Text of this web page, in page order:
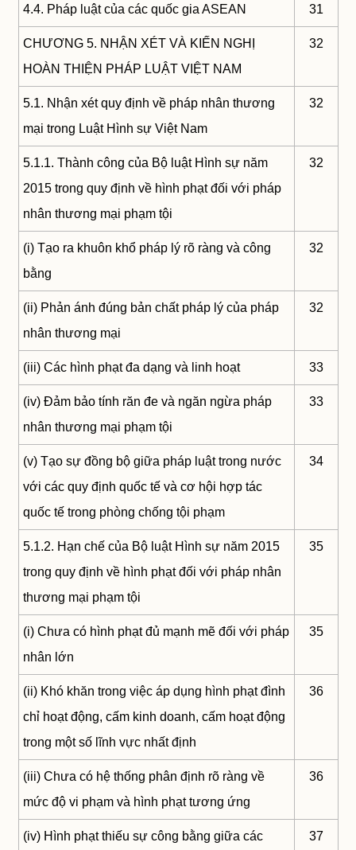
4.4. Pháp luật của các quốc gia ASEAN 31
CHƯƠNG 5. NHẬN XÉT VÀ KIẾN NGHỊ
HOÀN THIỆN PHÁP LUẬT VIỆT NAM
32
5.1. Nhận xét quy định về pháp nhân thương
mại trong Luật Hình sự Việt Nam
32
5.1.1. Thành công của Bộ luật Hình sự năm
2015 trong quy định về hình phạt đối với pháp
nhân thương mại phạm tội
32
(i) Tạo ra khuôn khổ pháp lý rõ ràng và công
bằng
32
(ii) Phản ánh đúng bản chất pháp lý của pháp
nhân thương mại
32
(iii) Các hình phạt đa dạng và linh hoạt 33
(iv) Đảm bảo tính răn đe và ngăn ngừa pháp
nhân thương mại phạm tội
33
(v) Tạo sự đồng bộ giữa pháp luật trong nước
với các quy định quốc tế và cơ hội hợp tác
quốc tế trong phòng chống tội phạm
34
5.1.2. Hạn chế của Bộ luật Hình sự năm 2015
trong quy định về hình phạt đối với pháp nhân
thương mại phạm tội
35
(i) Chưa có hình phạt đủ mạnh mẽ đối với pháp
nhân lớn
35
(ii) Khó khăn trong việc áp dụng hình phạt đình
chỉ hoạt động, cấm kinh doanh, cấm hoạt động
trong một số lĩnh vực nhất định
36
(iii) Chưa có hệ thống phân định rõ ràng về
mức độ vi phạm và hình phạt tương ứng
36
(iv) Hình phạt thiếu sự công bằng giữa các
37